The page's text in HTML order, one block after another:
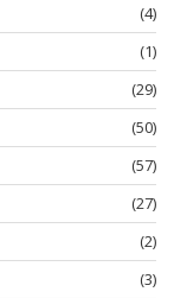
(4)
(1)
(29)
(50)
(57)
(27)
(2)
(3)